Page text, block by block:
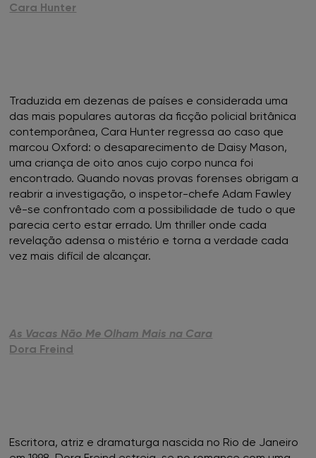
FNAC NorteShopping
FNAC Penafiel
FNAC Setúbal
FNAC Sintra
FNAC Torres Novas
FNAC Viana do Castelo
Cara Hunter
Traduzida em dezenas de países e considerada uma
das mais populares autoras da ficção policial britânica
contemporânea, Cara Hunter regressa ao caso que
marcou Oxford: o desaparecimento de Daisy Mason,
uma criança de oito anos cujo corpo nunca foi
encontrado. Quando novas provas forenses obrigam a
reabrir a investigação, o inspetor-chefe Adam Fawley
vê-se confrontado com a possibilidade de tudo o que
parecia certo estar errado. Um thriller onde cada
revelação adensa o mistério e torna a verdade cada
vez mais difícil de alcançar.
As Vacas Não Me Olham Mais na Cara
Dora Freind
Escritora, atriz e dramaturga nascida no Rio de Janeiro